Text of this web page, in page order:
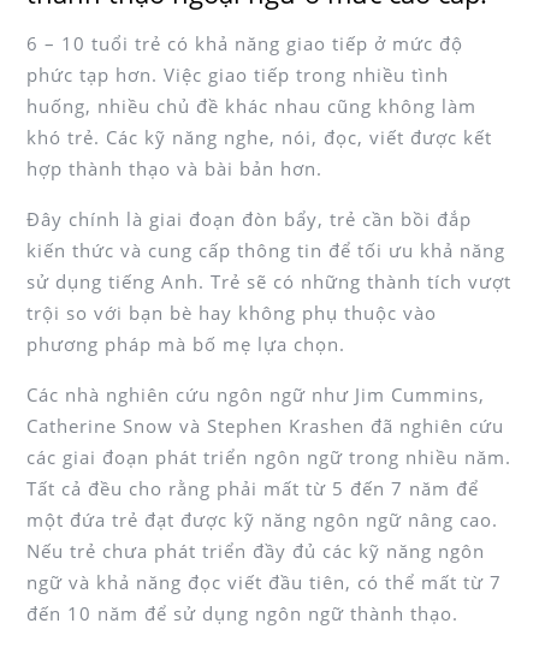
6 – 10 tuổi trẻ có khả năng giao tiếp ở mức độ
phức tạp hơn. Việc giao tiếp trong nhiều tình
huống, nhiều chủ đề khác nhau cũng không làm
khó trẻ. Các kỹ năng nghe, nói, đọc, viết được kết
hợp thành thạo và bài bản hơn.
Đây chính là giai đoạn đòn bẩy, trẻ cần bồi đắp
kiến thức và cung cấp thông tin để tối ưu khả năng
sử dụng tiếng Anh. Trẻ sẽ có những thành tích vượt
trội so với bạn bè hay không phụ thuộc vào
phương pháp mà bố mẹ lựa chọn.
Các nhà nghiên cứu ngôn ngữ như Jim Cummins,
Catherine Snow và Stephen Krashen đã nghiên cứu
các giai đoạn phát triển ngôn ngữ trong nhiều năm.
Tất cả đều cho rằng phải mất từ ​​5 đến 7 năm để
một đứa trẻ đạt được kỹ năng ngôn ngữ nâng cao.
Nếu trẻ chưa phát triển đầy đủ các kỹ năng ngôn
ngữ và khả năng đọc viết đầu tiên, có thể mất từ ​​7
đến 10 năm để sử dụng ngôn ngữ thành thạo.